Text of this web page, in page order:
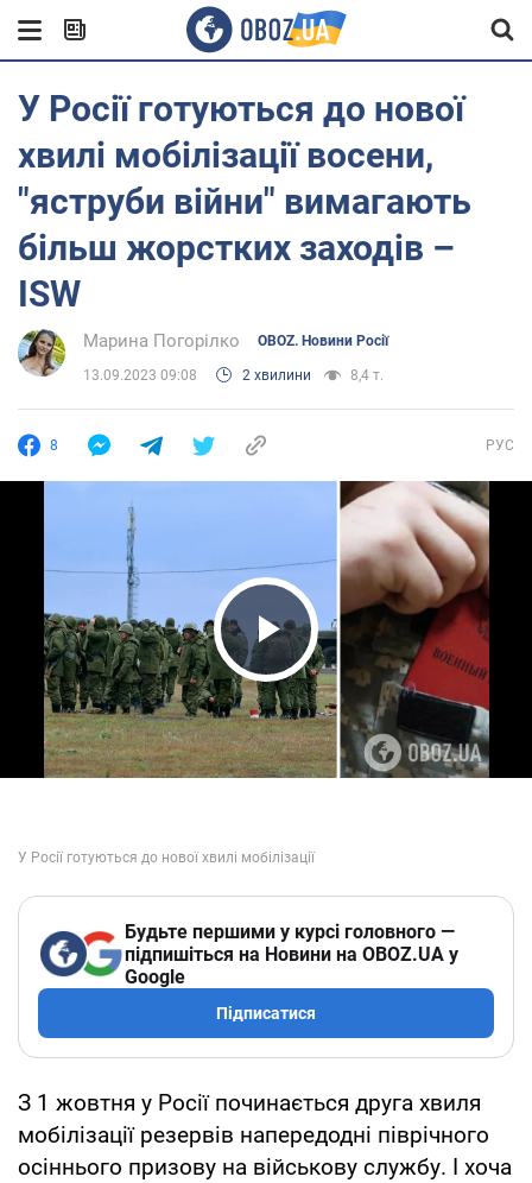
У Росії готуються до нової
хвилі мобілізації восени,
"яструби війни" вимагають
більш жорстких заходів –
ISW
Марина Погорілко OBOZ. Новини Росії
13.09.2023 09:08 2 хвилини 8,4 т.
8 РУС
Play Video
Будьте першими у курсі головного —
підпишіться на Новини на OBOZ.UA у
Google
Підписатися
З 1 жовтня у Росії починається друга хвиля
мобілізації резервів напередодні піврічного
осіннього призову на військову службу. І хоча